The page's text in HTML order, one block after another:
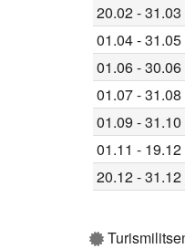
20.02 - 31.03
01.04 - 31.05
01.06 - 30.06
01.07 - 31.08
01.09 - 31.10
01.11 - 19.12
20.12 - 31.12